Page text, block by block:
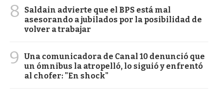
8
Saldain advierte que el BPS está mal
asesorando a jubilados por la posibilidad de
volver a trabajar
9
Una comunicadora de Canal 10 denunció que
un ómnibus la atropelló, lo siguió y enfrentó
al chofer: "En shock"